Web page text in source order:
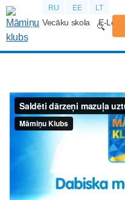
RU EE LT
Vecāku skola E-